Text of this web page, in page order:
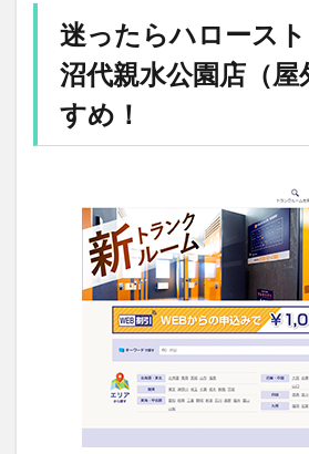
迷ったらハロース
沼代親水公園店（
すめ！